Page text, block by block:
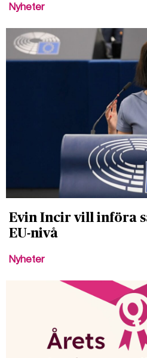
Nyheter
Evin Incir vill införa
EU-nivå
Nyheter